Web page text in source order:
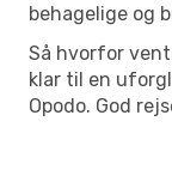
behagelige og
Så hvorfor
klar til en
Opodo. God